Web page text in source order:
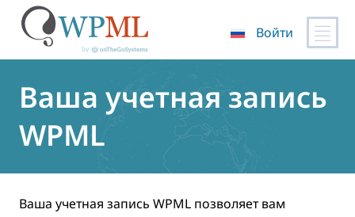
содержимому
Войти
Ваша учетная запись
WPML
Ваша учетная запись WPML позволяет вам